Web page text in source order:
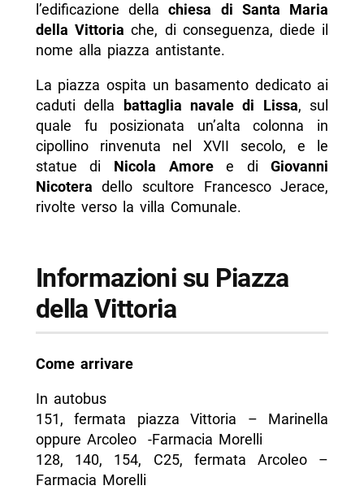
l’edificazione dellachiesa di Santa Maria
della Vittoria che, di conseguenza, diede il
nome alla piazza antistante.
La piazza ospita un basamento dedicato ai
caduti della battaglia navale di Lissa, sul
quale fu posizionata un’alta colonna in
cipollino rinvenuta nel XVII secolo, e le
statue di Nicola Amoree diGiovanni
Nicotera dello scultore Francesco Jerace,
rivolte verso la villa Comunale.
Informazioni su Piazza
della Vittoria
Come arrivare
In autobus
151, fermata piazza Vittoria – Marinella
oppure Arcoleo -Farmacia Morelli
128, 140, 154, C25, fermata Arcoleo –
Farmacia Morelli